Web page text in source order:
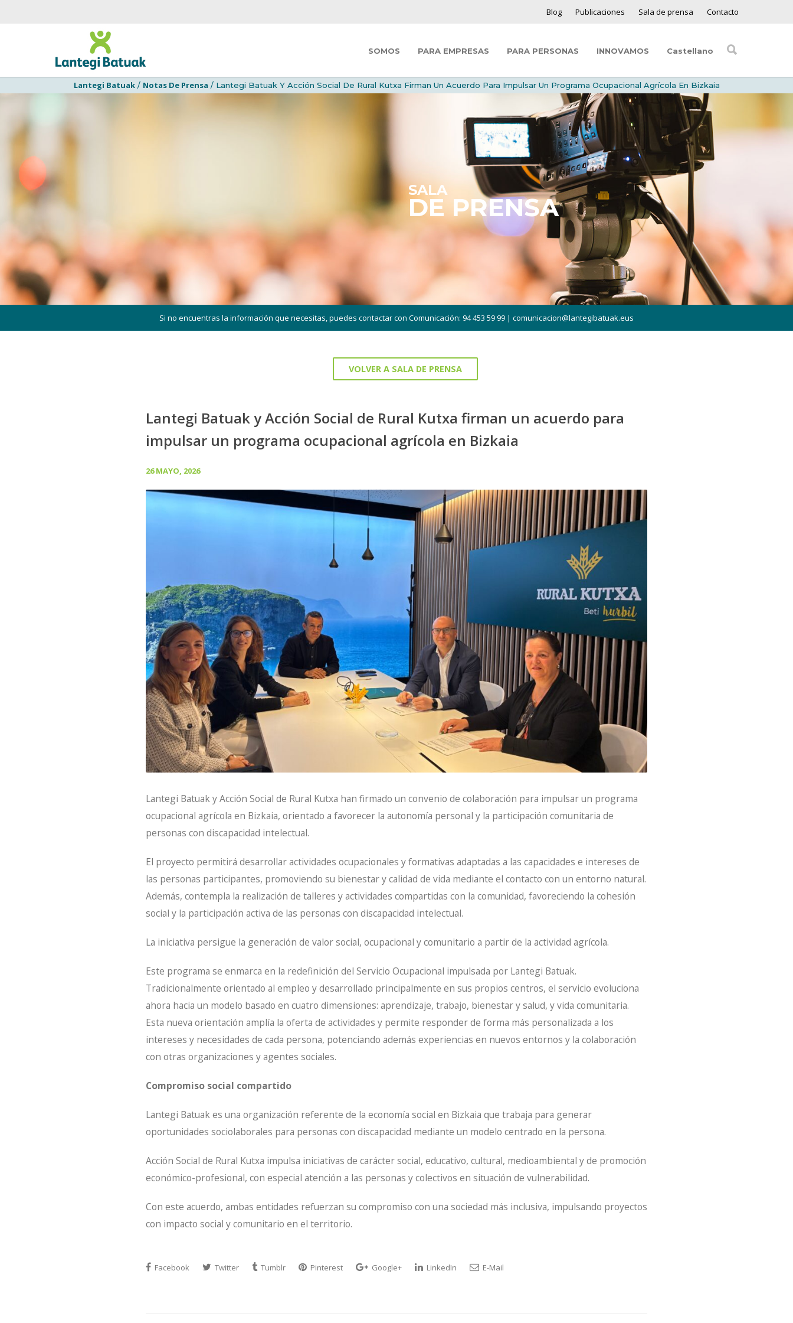
Blog Publicaciones Sala de prensa Contacto
SOMOS PARA EMPRESAS PARA PERSONAS INNOVAMOS Castellano
Lantegi Batuak/ Notas De Prensa / Lantegi Batuak Y Acción Social De Rural Kutxa Firman Un Acuerdo Para Impulsar Un Programa Ocupacional Agrícola En Bizkaia
SALA
DE PRENSA
Si no encuentras la información que necesitas, puedes contactar con Comunicación: 94 453 59 99 | comunicacion@lantegibatuak.eus
VOLVER A SALA DE PRENSA
Lantegi Batuak y Acción Social de Rural Kutxa firman un acuerdo para
impulsar un programa ocupacional agrícola en Bizkaia
26 MAYO, 2026
Lantegi Batuak y Acción Social de Rural Kutxa han firmado un convenio de colaboración para impulsar un programa
ocupacional agrícola en Bizkaia, orientado a favorecer la autonomía personal y la participación comunitaria de
personas con discapacidad intelectual.
El proyecto permitirá desarrollar actividades ocupacionales y formativas adaptadas a las capacidades e intereses de
las personas participantes, promoviendo su bienestar y calidad de vida mediante el contacto con un entorno natural.
Además, contempla la realización de talleres y actividades compartidas con la comunidad, favoreciendo la cohesión
social y la participación activa de las personas con discapacidad intelectual.
La iniciativa persigue la generación de valor social, ocupacional y comunitario a partir de la actividad agrícola.
Este programa se enmarca en la redefinición del Servicio Ocupacional impulsada por Lantegi Batuak.
Tradicionalmente orientado al empleo y desarrollado principalmente en sus propios centros, el servicio evoluciona
ahora hacia un modelo basado en cuatro dimensiones: aprendizaje, trabajo, bienestar y salud, y vida comunitaria.
Esta nueva orientación amplía la oferta de actividades y permite responder de forma más personalizada a los
intereses y necesidades de cada persona, potenciando además experiencias en nuevos entornos y la colaboración
con otras organizaciones y agentes sociales.
Compromiso social compartido
Lantegi Batuak es una organización referente de la economía social en Bizkaia que trabaja para generar
oportunidades sociolaborales para personas con discapacidad mediante un modelo centrado en la persona.
Acción Social de Rural Kutxa impulsa iniciativas de carácter social, educativo, cultural, medioambiental y de promoción
económico-profesional, con especial atención a las personas y colectivos en situación de vulnerabilidad.
Con este acuerdo, ambas entidades refuerzan su compromiso con una sociedad más inclusiva, impulsando proyectos
con impacto social y comunitario en el territorio.
Facebook Twitter Tumblr Pinterest Google+ LinkedIn E-Mail